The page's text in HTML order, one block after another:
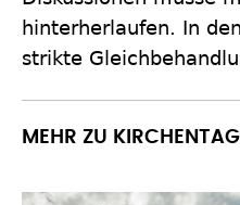
hinterherlaufen. In
strikte
MEHR ZU